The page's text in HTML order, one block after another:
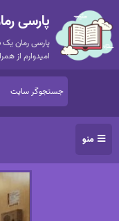
پارسی
پارسی رمان
امیدوارم از
منو